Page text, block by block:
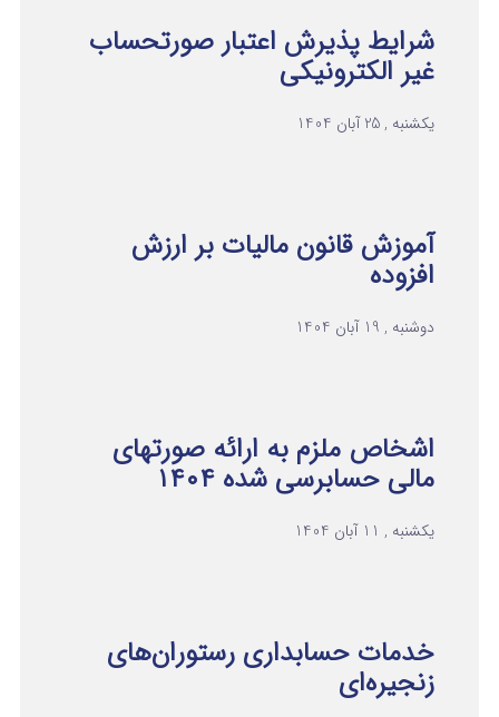
شرایط پذیرش اعتبار صورتحساب
غیر الکترونیکی
یکشنبه , 25 آبان 1404
آموزش قانون مالیات بر ارزش
افزوده
دوشنبه , 19 آبان 1404
اشخاص ملزم به ارائه صورتهای
مالی حسابرسی شده ۱۴۰۴
یکشنبه , 11 آبان 1404
خدمات حسابداری رستوران‌های
زنجیره‌ای